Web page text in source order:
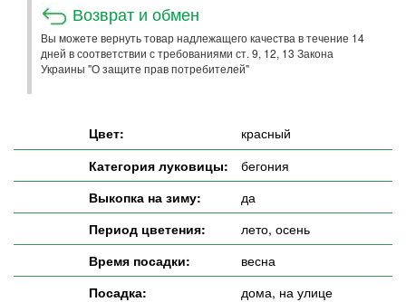
Возврат и обмен
Вы можете вернуть товар надлежащего качества в течение 14
дней в соответствии с требованиями ст. 9, 12, 13 Закона
Украины "О защите прав потребителей"
Цвет:
красный
Категория луковицы:
бегония
Выкопка на зиму:
да
Период цветения:
лето, осень
Время посадки:
весна
Посадка:
дома, на улице